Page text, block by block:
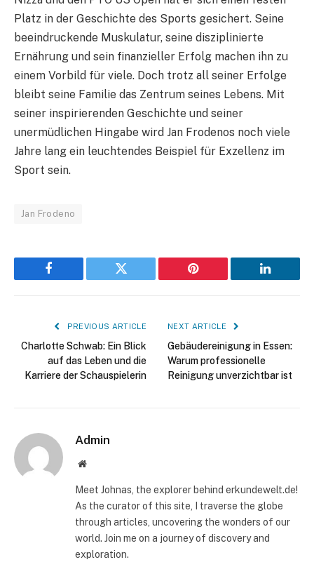
Platz in der Geschichte des Sports gesichert. Seine
beeindruckende Muskulatur, seine disziplinierte
Ernährung und sein finanzieller Erfolg machen ihn zu
einem Vorbild für viele. Doch trotz all seiner Erfolge
bleibt seine Familie das Zentrum seines Lebens. Mit
seiner inspirierenden Geschichte und seiner
unermüdlichen Hingabe wird Jan Frodenos noch viele
Jahre lang ein leuchtendes Beispiel für Exzellenz im
Sport sein.
Jan Frodeno
Facebook Twitter Pinterest LinkedIn
PREVIOUS ARTICLE
Charlotte Schwab: Ein Blick
auf das Leben und die
Karriere der Schauspielerin
NEXT ARTICLE
Gebäudereinigung in Essen:
Warum professionelle
Reinigung unverzichtbar ist
Admin
Website
Meet Johnas, the explorer behind erkundewelt.de!
As the curator of this site, I traverse the globe
through articles, uncovering the wonders of our
world. Join me on a journey of discovery and
exploration.